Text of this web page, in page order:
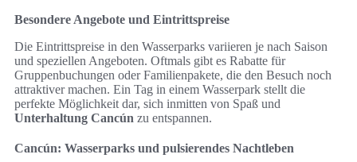
Besondere Angebote und Eintrittspreise
Die Eintrittspreise in den Wasserparks variieren je nach Saison
und speziellen Angeboten. Oftmals gibt es Rabatte für
Gruppenbuchungen oder Familienpakete, die den Besuch noch
attraktiver machen. Ein Tag in einem Wasserpark stellt die
perfekte Möglichkeit dar, sich inmitten von Spaß und
Unterhaltung Cancún zu entspannen.
Cancún: Wasserparks und pulsierendes Nachtleben